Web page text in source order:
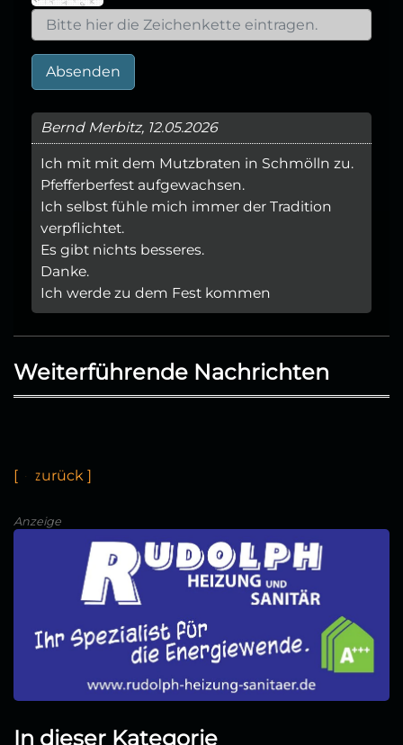
Absenden
Bernd Merbitz, 12.05.2026
Ich mit mit dem Mutzbraten in Schmölln zu.
Pfefferberfest aufgewachsen.
Ich selbst fühle mich immer der Tradition
verpflichtet.
Es gibt nichts besseres.
Danke.
Ich werde zu dem Fest kommen
Weiterführende Nachrichten
[ ← zu r ü ck ]
Anzeige
In dieser Kategorie